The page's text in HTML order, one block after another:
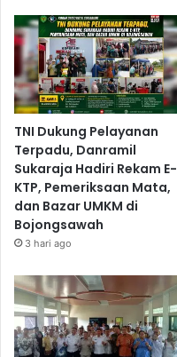
TNI Dukung Pelayanan
Terpadu, Danramil
Sukaraja Hadiri Rekam E-
KTP, Pemeriksaan Mata,
dan Bazar UMKM di
Bojongsawah
3 hari ago